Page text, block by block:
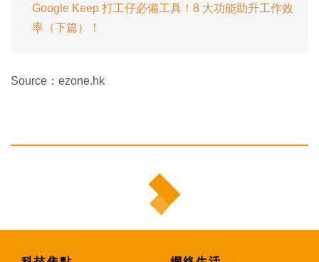
Google Keep 打工仔必備工具！8 大功能助升工作效
率（下篇）！
Source：ezone.hk